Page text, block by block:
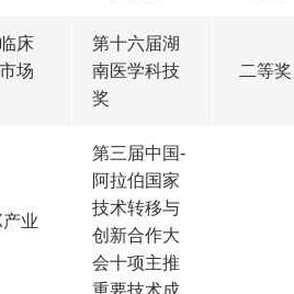
床
场
第十六届湖
南医学科技
奖
二等奖
业
第三届中国-
阿拉伯国家
技术转移与
创新合作大
会十项主推